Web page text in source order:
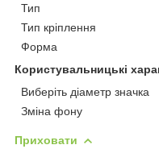
Тип
Тип кріплення
Форма
Користувальницькі
Виберіть діаметр значка
Зміна фону
Приховати